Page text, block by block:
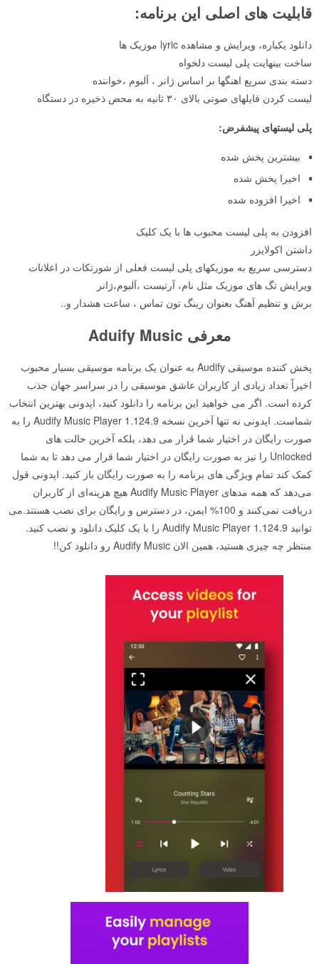
قابلیت های اصلی این برنامه:
دانلود یکباره، ویرایش و مشاهده lyric موزیک ها
ساخت بینهایت پلی لیست دلخواه
دسته بندی سریع اهنگها بر اساس ژانر ، آلبوم ،خواننده
لیست کردن فایلهای صوتی بالای ۳۰ ثانیه به محض ذخیره در دستگاه
پلی لیستهای پیشفرض:
بیشترین پخش شده
اخیرا پخش شده
اخیرا افزوده شده
افزودن به پلی لیست محبوب ها با یک کلیک
داشتن اکولایزر
دسترسی سریع به موزیکهای پلی لیست فعلی از شورتکات در اعلانات
ویرایش تگ های موزیک مثل نام، آرتیست ،آلبوم،ژانر
برش و تنظیم آهنگ بعنوان رینگ تون تماس ، ساعت هشدار و..
معرفی Aduify Music
پخش کننده موسیقی Audify به عنوان یک برنامه موسیقی بسیار محبوب
اخیراً تعداد زیادی از کاربران عاشق موسیقی را در سراسر جهان جذب
کرده است. اگر می خواهید این برنامه را دانلود کنید، اپدونی بهترین انتخاب
شماست. اپدونی نه تنها آخرین نسخه Audify Music Player 1.124.9 را به
صورت رایگان در اختیار شما قرار می دهد، بلکه آخرین حالت های
Unlocked را نیز به صورت رایگان در اختیار شما قرار می دهد تا به شما
کمک کند تمام ویژگی های برنامه را به صورت رایگان باز کنید. اپدونی قول
می‌دهد که همه مدهای Audify Music Player هیچ هزینه‌ای از کاربران
دریافت نمی‌کنند و 100% ایمن، در دسترس و رایگان برای نصب هستند.می
توانید Audify Music Player 1.124.9 را با یک کلیک دانلود و نصب کنید.
منتظر چه چیزی هستید، همین الان Audify Music رو دانلود کن!!